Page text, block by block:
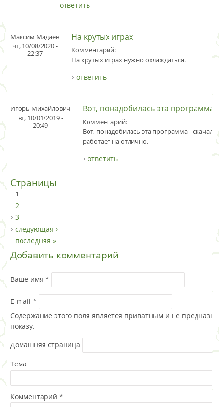
ответить
Максим Мадаев
чт, 10/08/2020 -
22:37
На крутых играх
Комментарий:
На крутых играх нужно охлаждаться.
ответить
Игорь Михайлович
вт, 10/01/2019 -
20:49
Вот, понадобилась эта программа
Комментарий:
Вот, понадобилась эта программа - скачал
работает на отлично.
ответить
Страницы
1
2
3
следующая ›
последняя »
Добавить комментарий
Ваше имя *
E-mail *
Содержание этого поля является приватным и не
показу.
Домашняя страница
Тема
Комментарий *